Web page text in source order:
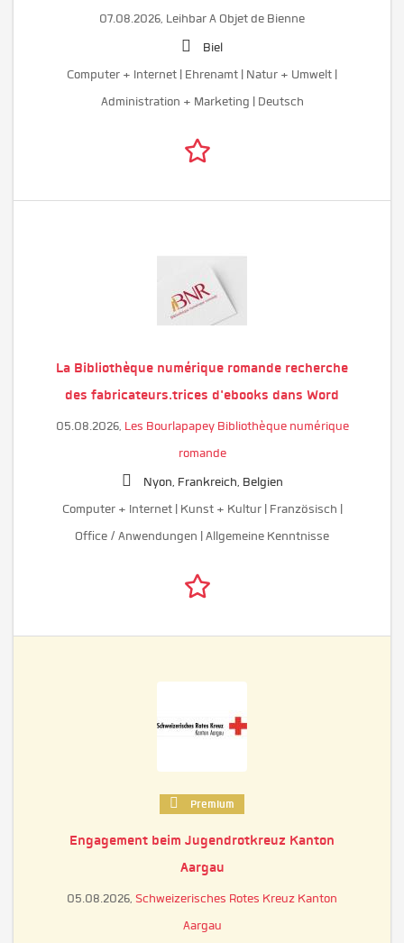
07.08.2026, Leihbar A Objet de Bienne
Biel
Computer + Internet | Ehrenamt | Natur + Umwelt |
Administration + Marketing | Deutsch
La Bibliothèque numérique romande recherche
des fabricateurs.trices d'ebooks dans Word
05.08.2026, Les Bourlapapey Bibliothèque numérique
romande
Nyon, Frankreich, Belgien
Computer + Internet | Kunst + Kultur | Französisch |
Office / Anwendungen | Allgemeine Kenntnisse
Premium
Engagement beim Jugendrotkreuz Kanton
Aargau
05.08.2026, Schweizerisches Rotes Kreuz Kanton
Aargau